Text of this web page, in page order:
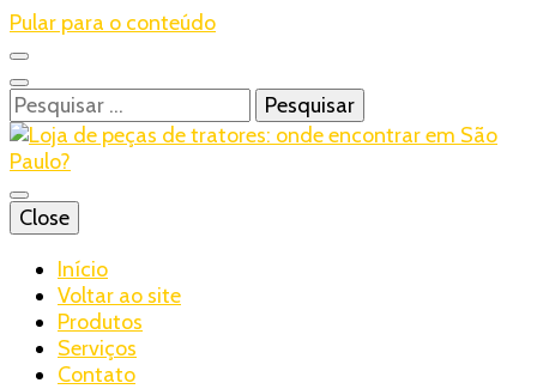
Pular para o conteúdo
Pesquisar
por:
Realtrac
Blog – Realtrac
Close
Início
Voltar ao site
Produtos
Serviços
Contato